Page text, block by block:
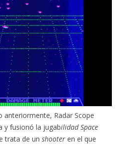
anteriormente, Radar Scope
y fusionó la jugabilidad Space
trata de unshooteren el que